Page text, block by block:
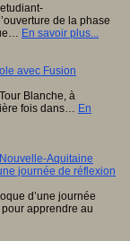
de la phase
En savoir plus...
avec Fusion
Blanche, à
fois dans… En
Aquitaine
journée de réflexion
d’une journée
apprendre au